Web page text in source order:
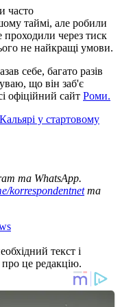
часто
таймі, але робили
проходили через тиск
не найкращі умови.
себе, багато разів
що він заб'є
офіційний сайт Роми.
у стартовому
та WhatsApp.
korrespondentnetта
текст і
це редакцію.